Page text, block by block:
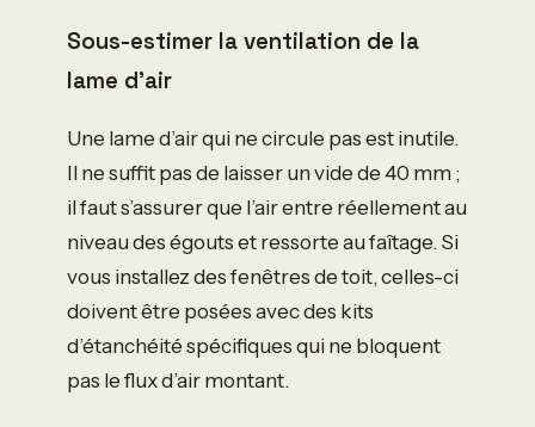
Sous-estimer la ventilation de la
lame d’air
Une lame d’air qui ne circule pas est inutile.
Il ne suffit pas de laisser un vide de 40 mm ;
il faut s’assurer que l’air entre réellement au
niveau des égouts et ressorte au faîtage. Si
vous installez des fenêtres de toit, celles-ci
doivent être posées avec des kits
d’étanchéité spécifiques qui ne bloquent
pas le flux d’air montant.